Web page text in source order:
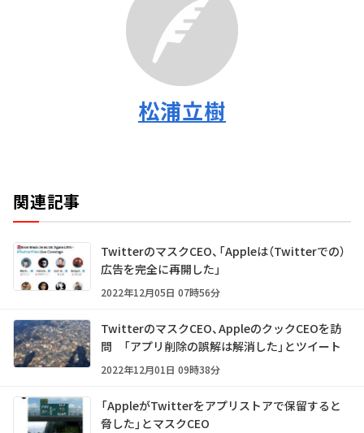
松浦立樹
関連記事
TwitterのマスクCEO、「Appleは（Twitterでの）
広告を完全に再開した」
2022年12月05日 07時56分
TwitterのマスクCEO、AppleのクックCEOを訪
問 「アプリ削除の誤解は解消した」とツイート
2022年12月01日 09時38分
「AppleがTwitterをアプリストアで保留すると
脅した」とマスクCEO